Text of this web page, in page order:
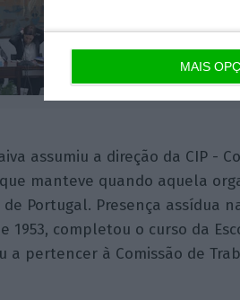
MAIS
Patrões abrem
Cristina Oliveira da Silva, 24
assumiu a direção da CIP -
manteve quando aquela
de Portugal. Presença assídua
1953, completou o curso da
a pertencer à Comissão de